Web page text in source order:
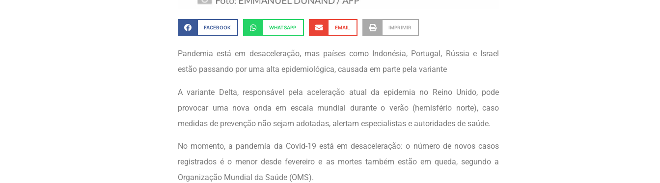
FACEBOOK WHATSAPP EMAIL IMPRIMIR
Pandemia está em desaceleração, mas países como Indonésia, Portugal, Rússia e Israel
estão passando por uma alta epidemiológica, causada em parte pela variante
A variante Delta, responsável pela aceleração atual da epidemia no Reino Unido, pode
provocar uma nova onda em escala mundial durante o verão (hemisfério norte), caso
medidas de prevenção não sejam adotadas, alertam especialistas e autoridades de saúde.
No momento, a pandemia da Covid-19 está em desaceleração: o número de novos casos
registrados é o menor desde fevereiro e as mortes também estão em queda, segundo a
Organização Mundial da Saúde (OMS).